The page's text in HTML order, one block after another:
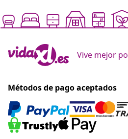
Vive mejor
Métodos de pago aceptados